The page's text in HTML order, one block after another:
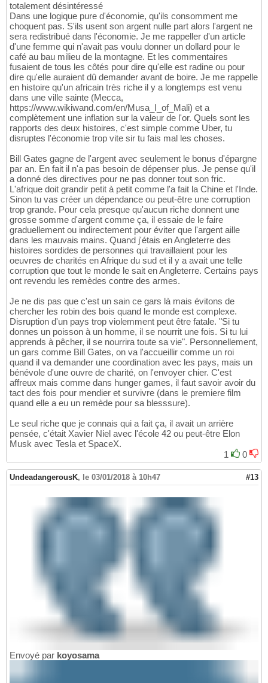
totalement désintéressé
Dans une logique pure d'économie, qu'ils consomment me
choquent pas. S'ils usent son argent nulle part alors l'argent ne
sera redistribué dans l'économie. Je me rappeller d'un article
d'une femme qui n'avait pas voulu donner un dollard pour le
café au bau milieu de la montagne. Et les commentaires
fusaient de tous les côtés pour dire qu'elle est radine ou pour
dire qu'elle auraient dû demander avant de boire. Je me rappelle
en histoire qu'un africain très riche il y a longtemps est venu
dans une ville sainte (Mecca,
https://www.wikiwand.com/en/Musa_I_of_Mali) et a
complètement une inflation sur la valeur de l'or. Quels sont les
rapports des deux histoires, c'est simple comme Uber, tu
disruptes l'économie trop vite sir tu fais mal les choses.
Bill Gates gagne de l'argent avec seulement le bonus d'épargne
par an. En fait il n'a pas besoin de dépenser plus. Je pense qu'il
a donné des directives pour ne pas donner tout son fric.
L'afrique doit grandir petit à petit comme l'a fait la Chine et l'Inde.
Sinon tu vas créer un dépendance ou peut-être une corruption
trop grande. Pour cela presque qu'aucun riche donnent une
grosse somme d'argent comme ça, il essaie de le faire
graduellement ou indirectement pour éviter que l'argent aille
dans les mauvais mains. Quand j'étais en Angleterre des
histoires sordides de personnes qui travaillaient pour les
oeuvres de charités en Afrique du sud et il y a avait une telle
corruption que tout le monde le sait en Angleterre. Certains pays
ont revendu les remèdes contre des armes.
Je ne dis pas que c'est un sain ce gars là mais évitons de
chercher les robin des bois quand le monde est complexe.
Disruption d'un pays trop violemment peut être fatale. "Si tu
donnes un poisson à un homme, il se nourrit une fois. Si tu lui
apprends à pêcher, il se nourrira toute sa vie". Personnellement,
un gars comme Bill Gates, on va l'accueillir comme un roi
quand il va demander une coordination avec les pays, mais un
bénévole d'une ouvre de charité, on l'envoyer chier. C'est
affreux mais comme dans hunger games, il faut savoir avoir du
tact des fois pour mendier et survivre (dans le premiere film
quand elle a eu un remède pour sa blesssure).
Le seul riche que je connais qui a fait ça, il avait un arrière
pensée, c'était Xavier Niel avec l'école 42 ou peut-être Elon
Musk avec Tesla et SpaceX.
1
0
UndeadangerousK, le 03/01/2018 à 10h47 #13
Envoyé par koyosama